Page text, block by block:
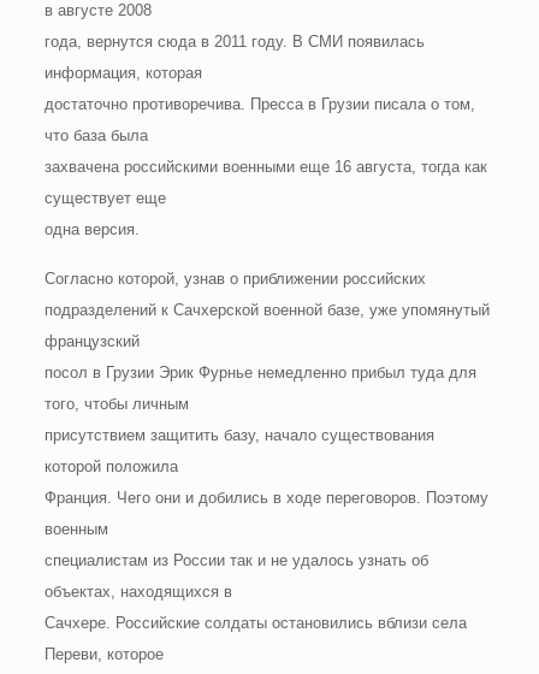
в августе 2008
года, вернутся сюда в 2011 году. В СМИ появилась
информация, которая
достаточно противоречива. Пресса в Грузии писала о том,
что база была
захвачена российскими военными еще 16 августа, тогда как
существует еще
одна версия.
Согласно которой, узнав о приближении российских
подразделений к Сачхерской военной базе, уже упомянутый
французский
посол в Грузии Эрик Фурнье немедленно прибыл туда для
того, чтобы личным
присутствием защитить базу, начало существования
которой положила
Франция. Чего они и добились в ходе переговоров. Поэтому
военным
специалистам из России так и не удалось узнать об
объектах, находящихся в
Сачхере. Российские солдаты остановились вблизи села
Переви, которое